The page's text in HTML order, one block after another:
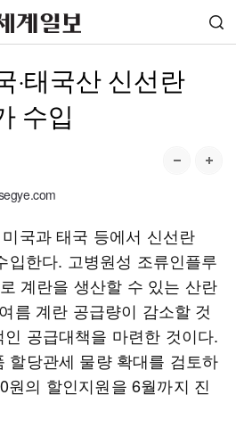
·태국산 신선란
수입
국과 태국 등에서 신선란
입한다. 고병원성 조류인플루
계란을 생산할 수 있는 산란
름 계란 공급량이 감소할 것
공급대책을 마련한 것이다.
할당관세 물량 확대를 검토하
원의 할인지원을 6월까지 진